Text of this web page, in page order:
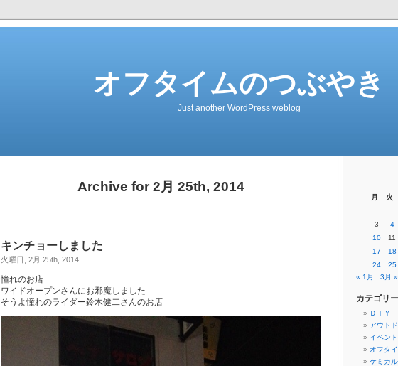
オフタイムのつぶやき
Just another WordPress weblog
Archive for 2月 25th, 2014
キンチョーしました
火曜日, 2月 25th, 2014
憧れのお店
ワイドオープンさんにお邪魔しました
そうよ憧れのライダー鈴木健二さんのお店
月 火
3
4
10
11
17
18
24
25
« 1月
3月 »
カテゴリー
ＤＩＹ
アウト
イベント
オフタ
ケミカル